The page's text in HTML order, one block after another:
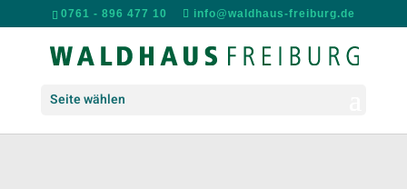
0761 - 896 477 10 info@waldhaus-freiburg.de
Seite wählen